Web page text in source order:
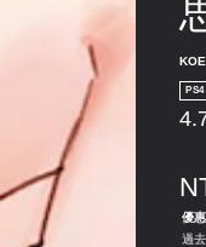
PS4
平
分
為
4
優
過